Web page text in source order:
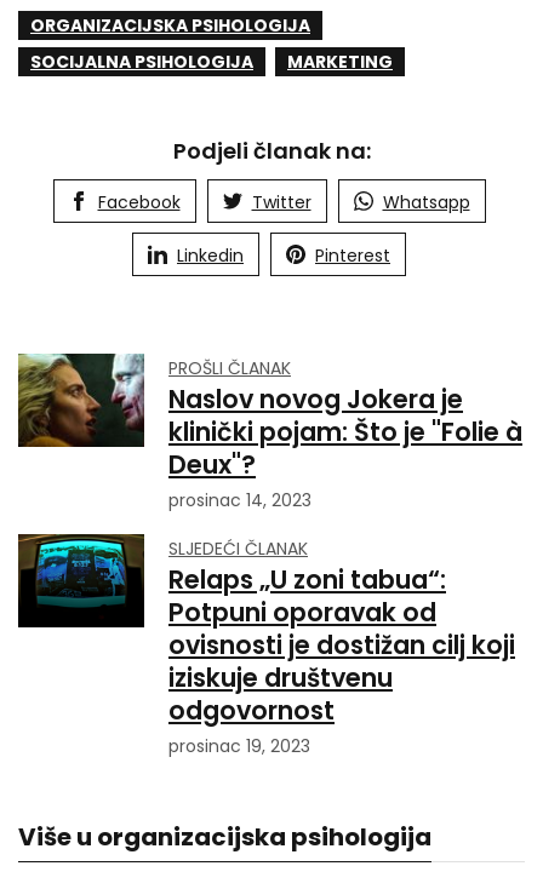
ORGANIZACIJSKA PSIHOLOGIJA
SOCIJALNA PSIHOLOGIJA
MARKETING
Podjeli članak na:
Facebook Twitter Whatsapp
Linkedin Pinterest
PROŠLI ČLANAK
Naslov novog Jokera je
klinički pojam: Što je "Folie à
Deux"?
prosinac 14, 2023
SLJEDEĆI ČLANAK
Relaps „U zoni tabua“:
Potpuni oporavak od
ovisnosti je dostižan cilj koji
iziskuje društvenu
odgovornost
prosinac 19, 2023
Više u organizacijska psihologija